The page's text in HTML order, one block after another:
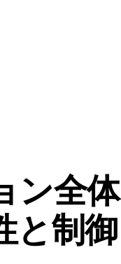
ン全体
と制御